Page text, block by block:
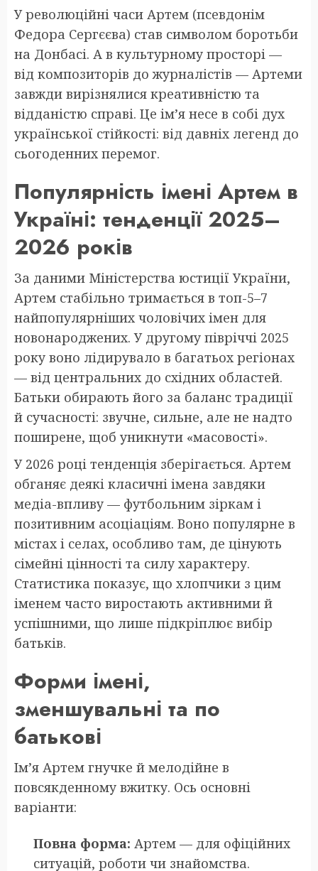
У революційні часи Артем (псевдонім
Федора Сергєєва) став символом боротьби
на Донбасі. А в культурному просторі —
від композиторів до журналістів — Артеми
завжди вирізнялися креативністю та
відданістю справі. Це ім’я несе в собі дух
української стійкості: від давніх легенд до
сьогоденних перемог.
Популярність імені Артем в
Україні: тенденції 2025–
2026 років
За даними Міністерства юстиції України,
Артем стабільно тримається в топ-5–7
найпопулярніших чоловічих імен для
новонароджених. У другому півріччі 2025
року воно лідирувало в багатьох регіонах
— від центральних до східних областей.
Батьки обирають його за баланс традиції
й сучасності: звучне, сильне, але не надто
поширене, щоб уникнути «масовості».
У 2026 році тенденція зберігається. Артем
обганяє деякі класичні імена завдяки
медіа-впливу — футбольним зіркам і
позитивним асоціаціям. Воно популярне в
містах і селах, особливо там, де цінують
сімейні цінності та силу характеру.
Статистика показує, що хлопчики з цим
іменем часто виростають активними й
успішними, що лише підкріплює вибір
батьків.
Форми імені,
зменшувальні та по
батькові
Ім’я Артем гнучке й мелодійне в
повсякденному вжитку. Ось основні
варіанти:
Повна форма: Артем — для офіційних
ситуацій, роботи чи знайомства.